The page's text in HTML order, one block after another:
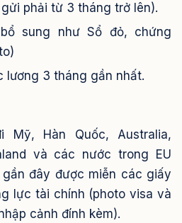
phải từ 3 tháng trở lên).
sung như Sổ đỏ, chứng
lương 3 tháng gần nhất.
Mỹ, Hàn Quốc, Australia,
và các nước trong EU
đây được miễn các giấy
lực tài chính (photo visa và
cảnh đính kèm).